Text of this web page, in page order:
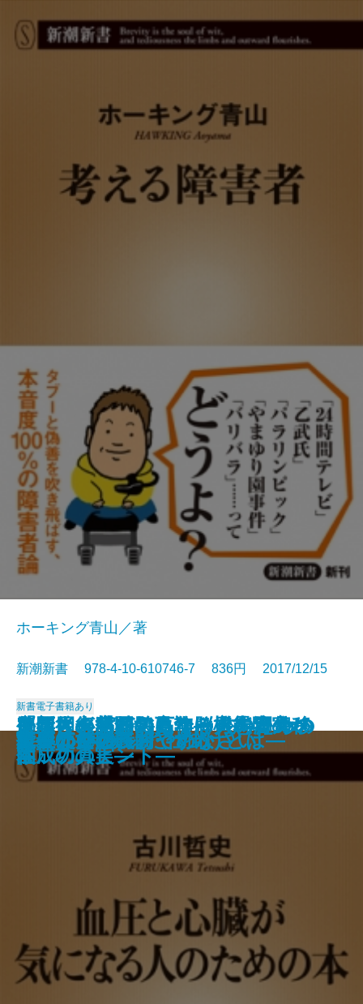
新聞社崩壊
脳は回復する―高次脳機能障害か
らの脱出―
団塊絶壁
外国人が熱狂するクールな田舎の
作り方
笑劇の人生
医者の逆説
日本を蝕む「極論」の正体
日本人と象徴天皇
「ポスト宮崎駿」論―日本アニメ
の天才たち―
考える障害者
ホーキング青山／著
新潮新書 978-4-10-610746-7 836円 2017/12/15
新書電子書籍あり
血圧と心臓が気になる人のための
本
遺言。
たべたいの
軍事のリアル
「新しき村」の百年―〈愚者の
園〉の真実―
料理は女の義務ですか
人生の持ち時間
定年後の楽園の見つけ方―海外移
住成功のヒント―
能―650年続いた仕掛けとは―
投資なんか、おやめなさい